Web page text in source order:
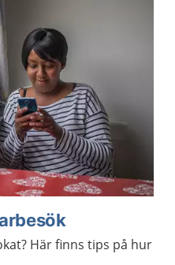
Här finns tips på hur